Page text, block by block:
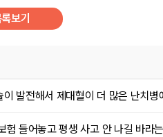
보기
이 발전해서 제대혈이 더 많은 난치
험 들어놓고 평생 사고 안 나길 바라